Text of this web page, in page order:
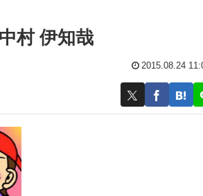
村 伊知哉
2015.08.24